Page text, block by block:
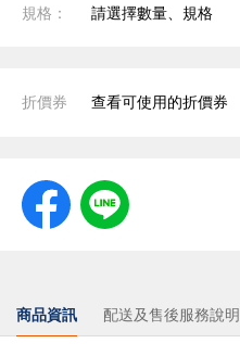
規格： 請選擇數量、規格
折價券 查看可使用的折價券
商品資訊 配送及售後服務說明